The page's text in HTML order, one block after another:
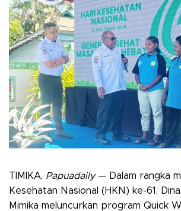
TIMIKA, Papuadaily— Dalam rangka
Kesehatan Nasional (HKN) ke-61,
Mimika meluncurkan program Quick